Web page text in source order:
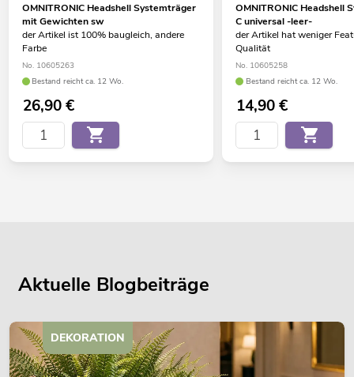
OMNITRONIC Headshell Systemträger
mit Gewichten sw
der Artikel ist 100% baugleich, andere
Farbe
No. 10605263
Bestand reicht ca. 12 Wo.
26,90€
OMNITRONIC Headshell
C universal -leer-
der Artikel hat weniger
Qualität
No. 10605258
Bestand reicht ca. 12 Wo.
14,90€
Aktuelle Blogbeiträge
DEKORATION